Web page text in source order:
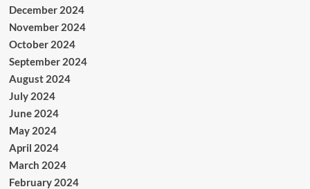
December 2024
November 2024
October 2024
September 2024
August 2024
July 2024
June 2024
May 2024
April 2024
March 2024
February 2024